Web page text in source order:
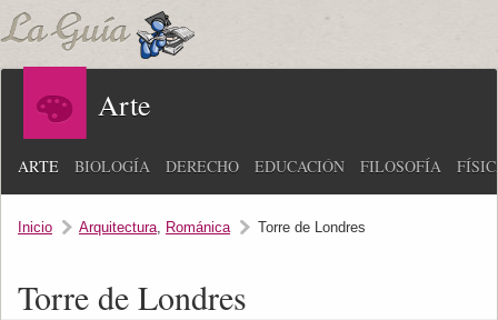
Arte
ARTE BIOLOGÍA DERECHO EDUCACIÓN FILOSOFÍA
Inicio Arquitectura, Románica Torre de Londres
Torre de Londres